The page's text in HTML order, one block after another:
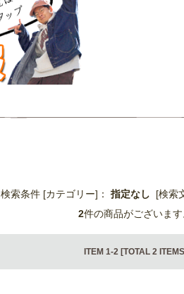
検索条件 [カテゴリー]： 指定なし [検索
2件の商品がございま
ITEM 1-2 [TOTAL 2